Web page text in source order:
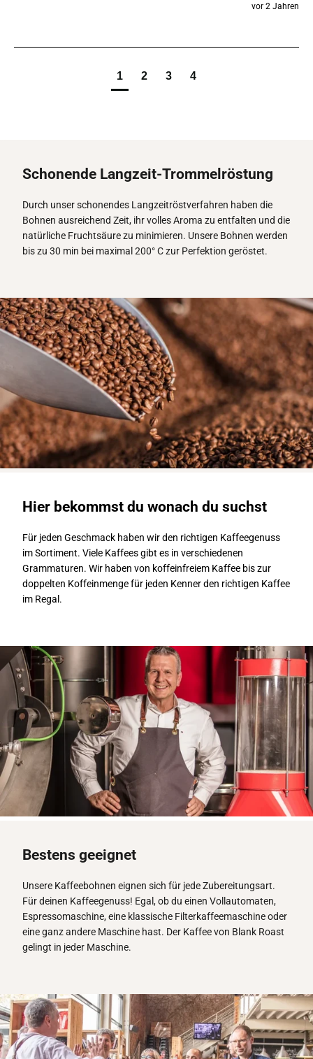
vor 2 Jahren
1 2 3 4
Schonende Langzeit-Trommelröstung
Durch unser schonendes Langzeitröstverfahren haben die
Bohnen ausreichend Zeit, ihr volles Aroma zu entfalten und die
natürliche Fruchtsäure zu minimieren. Unsere Bohnen werden
bis zu 30 min bei maximal 200° C zur Perfektion geröstet.
Hier bekommst du wonach du suchst
Für jeden Geschmack haben wir den richtigen Kaffeegenuss
im Sortiment. Viele Kaffees gibt es in verschiedenen
Grammaturen. Wir haben von koffeinfreiem Kaffee bis zur
doppelten Koffeinmenge für jeden Kenner den richtigen Kaffee
im Regal.
Bestens geeignet
Unsere Kaffeebohnen eignen sich für jede Zubereitungsart.
Für deinen Kaffeegenuss! Egal, ob du einen Vollautomaten,
Espressomaschine, eine klassische Filterkaffeemaschine oder
eine ganz andere Maschine hast. Der Kaffee von Blank Roast
gelingt in jeder Maschine.